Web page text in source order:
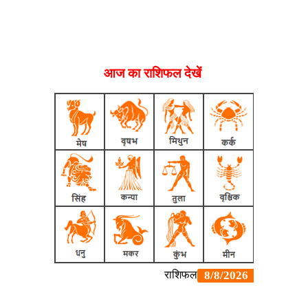
आज का राशिफल देखें